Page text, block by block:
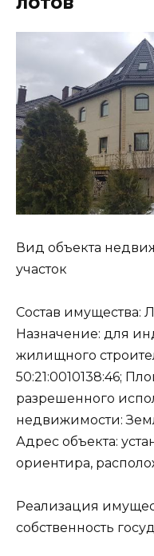
Вид объекта
участок
Состав имущества:
Назначение: для
жилищного
50:21:0010138:46;
разрешенного
недвижимости:
Адрес объекта:
ориентира,
Реализация
собственность